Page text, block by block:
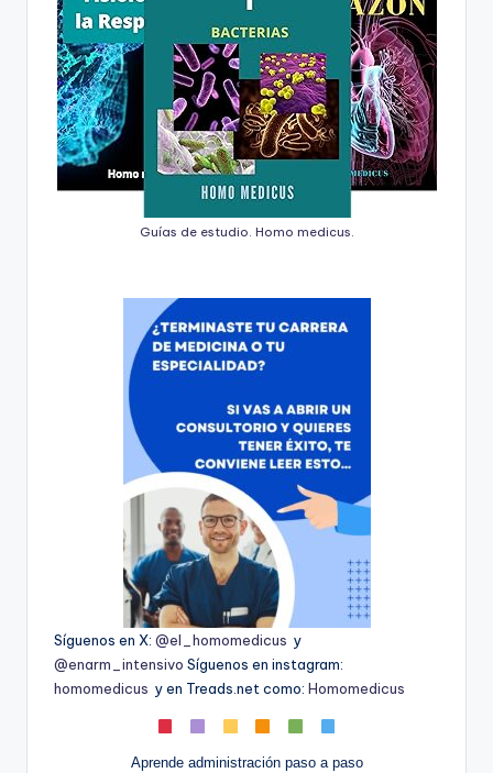
Guías de estudio. Homo medicus.
Síguenos en X: @el_homomedicus y
@enarm_intensivo Síguenos en instagram:
homomedicus y en Treads.net como: Homomedicus
Aprende administración paso a paso